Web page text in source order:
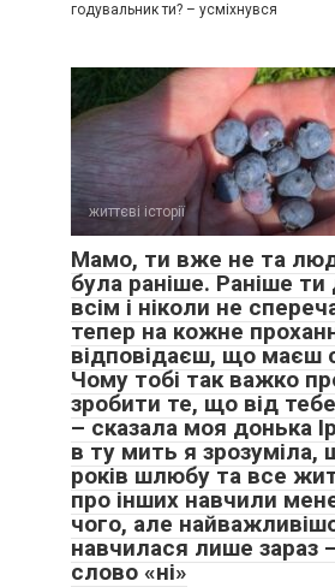
годувальник ти? – усміхнувся
життєві історії
Мамо, ти вже не та
була раніше. Раніше
всім і ніколи не
тепер на кожне
відповідаєш, що маєш
Чому тобі так важко
зробити те, що від
– сказала моя донька
в ту мить я зрозуміла,
років шлюбу та все
про інших навчили
чого, але
навчилася лише зараз
слово «ні»